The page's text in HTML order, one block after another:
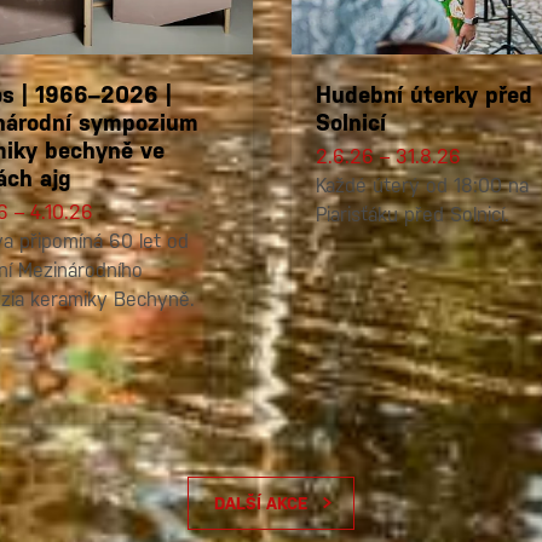
| 1966–2026 |
sympozium
bechyně ve
ajg
– 4.10.26
připomíná 60 let od
Mezinárodního
keramiky Bechyně.
Hudební úterky před
Solnicí
2.6.26 – 31.8.26
Každé úterý od 18:00 na
Piarisťáku před Solnicí.
DALŠÍ AKCE